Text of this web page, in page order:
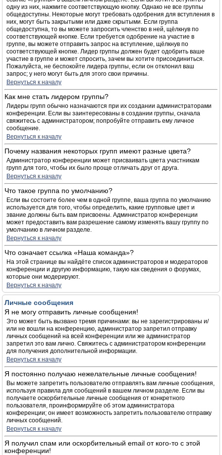
одну из них, нажмите соответствующую кнопку. Однако не все группы
общедоступны. Некоторые могут требовать одобрения для вступления в
них, могут быть закрытыми или даже скрытыми. Если группа
общедоступна, то вы можете запросить членство в ней, щёлкнув по
соответствующей кнопке. Если требуется одобрение на участие в
группе, вы можете отправить запрос на вступление, щёлкнув по
соответствующей кнопке. Лидер группы должен будет одобрить ваше
участие в группе и может спросить, зачем вы хотите присоединиться.
Пожалуйста, не беспокойте лидера группы, если он отклонил ваш
запрос; у него могут быть для этого свои причины.
Вернуться к началу
Как мне стать лидером группы?
Лидеры групп обычно назначаются при их создании администраторами
конференции. Если вы заинтересованы в создании группы, сначала
свяжитесь с администратором; попробуйте отправить ему личное
сообщение.
Вернуться к началу
Почему названия некоторых групп имеют разные цвета?
Администратор конференции может присваивать цвета участникам
групп для того, чтобы их было проще отличать друг от друга.
Вернуться к началу
Что такое группа по умолчанию?
Если вы состоите более чем в одной группе, ваша группа по умолчанию
используется для того, чтобы определить, какие групповые цвет и
звание должны быть вам присвоены. Администратор конференции
может предоставить вам разрешение самому изменять вашу группу по
умолчанию в личном разделе.
Вернуться к началу
Что означает ссылка «Наша команда»?
На этой странице вы найдёте список администраторов и модераторов
конференции и другую информацию, такую как сведения о форумах,
которые они модерируют.
Вернуться к началу
Личные сообщения
Я не могу отправить личные сообщения!
Это может быть вызвано тремя причинами: вы не зарегистрированы и/
или не вошли на конференцию, администратор запретил отправку
личных сообщений на всей конференции или же администратор
запретил это вам лично. Свяжитесь с администратором конференции
для получения дополнительной информации.
Вернуться к началу
Я постоянно получаю нежелательные личные сообщения!
Вы можете запретить пользователю отправлять вам личные сообщения,
используя правила для сообщений в вашем личном разделе. Если вы
получаете оскорбительные личные сообщения от конкретного
пользователя, проинформируйте об этом администратора
конференции; он имеет возможность запретить пользователю отправку
личных сообщений.
Вернуться к началу
Я получил спам или оскорбительный email от кого-то с этой
конференции!